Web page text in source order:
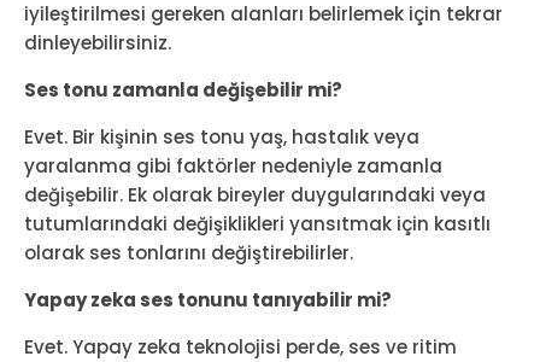
iyileştirilmesi gereken alanları belirlemek için tekrar
dinleyebilirsiniz.
Ses tonu zamanla değişebilir mi?
Evet. Bir kişinin ses tonu yaş, hastalık veya
yaralanma gibi faktörler nedeniyle zamanla
değişebilir. Ek olarak bireyler duygularındaki veya
tutumlarındaki değişiklikleri yansıtmak için kasıtlı
olarak ses tonlarını değiştirebilirler.
Yapay zeka ses tonunu tanıyabilir mi?
Evet. Yapay zeka teknolojisi perde, ses ve ritim